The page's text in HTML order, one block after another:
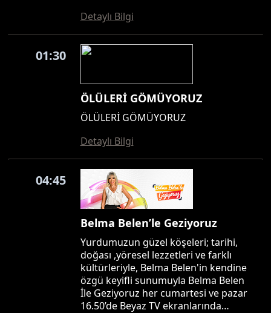
Detaylı Bilgi
01:30
ÖLÜLERİ GÖMÜYORUZ
ÖLÜLERİ GÖMÜYORUZ
Detaylı Bilgi
04:45
Belma Belen’le Geziyoruz
Yurdumuzun güzel köşeleri; tarihi,
doğası ,yöresel lezzetleri ve farklı
kültürleriyle, Belma Belen'in kendine
özgü keyifli sunumuyla Belma Belen
İle Geziyoruz her cumartesi ve pazar
16.50’de Beyaz TV ekranlarında…